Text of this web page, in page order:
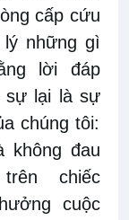
cấp cứu
những gì
lời đáp
sự lại
là sự
chúng tôi:
không đau
chiếc
cuộc